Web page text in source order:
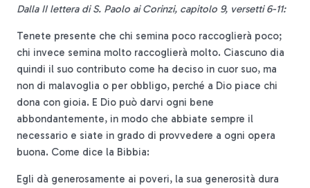
Dalla II lettera di S. Paolo ai Corinzi, capitolo 9, versetti 6-11:
Tenete presente che chi semina poco raccoglierà poco;
chi invece semina molto raccoglierà molto. Ciascuno dia
quindi il suo contributo come ha deciso in cuor suo, ma
non di malavoglia o per obbligo, perché a Dio piace chi
dona con gioia. E Dio può darvi ogni bene
abbondantemente, in modo che abbiate sempre il
necessario e siate in grado di provvedere a ogni opera
buona. Come dice la Bibbia:
Egli dà generosamente ai poveri, la sua generosità dura